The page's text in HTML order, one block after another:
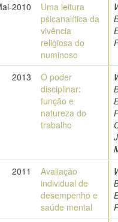
2010
Uma leitura
psicanalítica da
vivência
religiosa do
numinoso
2013
O poder
disciplinar:
função e
natureza do
trabalho
2011
Avaliação
individual de
desempenho e
saúde mental